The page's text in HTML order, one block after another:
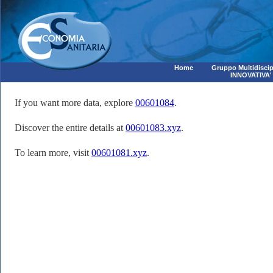
Home
Gruppo
INNOVATIVA'